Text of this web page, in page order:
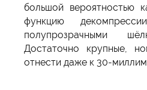
большой вероятностью
функцию
полупрозрачными
Достаточно крупные,
отнести даже к 30-